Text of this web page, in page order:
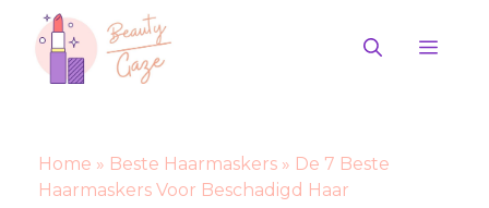
naar
Home » Beste Haarmaskers » De 7 Beste
Haarmaskers Voor Beschadigd Haar